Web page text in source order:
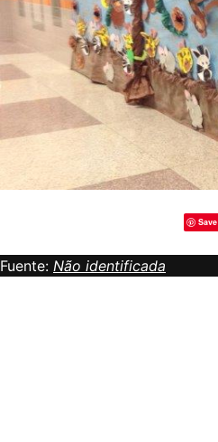
Save
Fuente: Não identificada